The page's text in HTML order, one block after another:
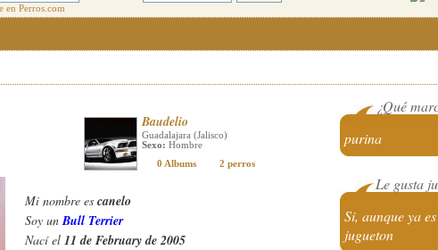
Baudelio
Guadalajara (Jalisco)
Sexo: Hombre
0 Albums
2 perros
Mi nombre es canelo
Soy unBull Terrier
Nací el 11 de February de 2005
¿Qué
purina
Le gusta
Si, aunque ya
jugueton